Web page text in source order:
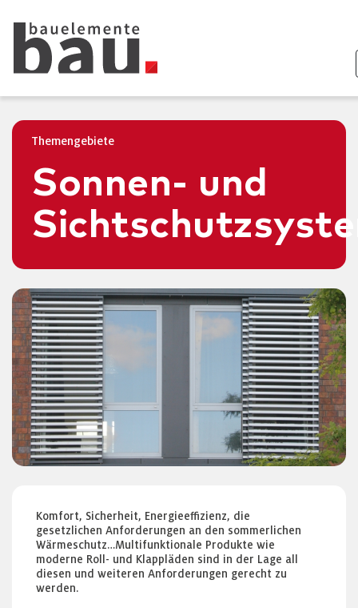
Themengebiete
Sonnen- und
Komfort, Sicherheit, Energieeffizienz, die
gesetzlichen Anforderungen an den sommerlichen
Wärmeschutz…Multifunktionale Produkte wie
moderne Roll- und Klappläden sind in der Lage all
diesen und weiteren Anforderungen gerecht zu
werden.